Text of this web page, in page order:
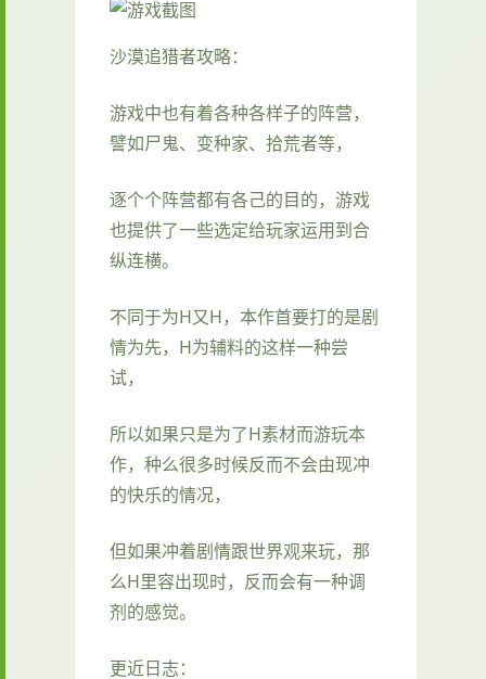
沙漠追猎者攻略：
游戏中也有着各种各样子的阵营，
譬如尸鬼、变种家、拾荒者等，
逐个个阵营都有各己的目的，游戏
也提供了一些选定给玩家运用到合
纵连横。
不同于为H又H，本作首要打的是剧
情为先，H为辅料的这样一种尝
试，
所以如果只是为了H素材而游玩本
作，种么很多时候反而不会由现冲
的快乐的情况，
但如果冲着剧情跟世界观来玩，那
么H里容出现时，反而会有一种调
剂的感觉。
更近日志：